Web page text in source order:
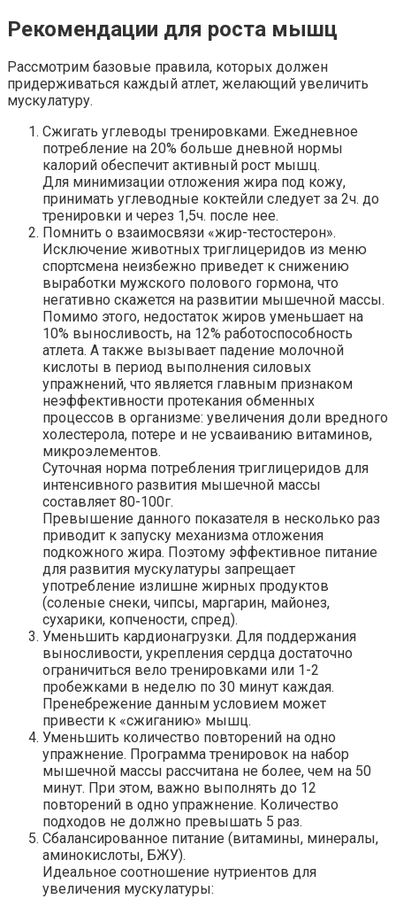
Рекомендации для роста мышц
Рассмотрим базовые правила, которых должен
придерживаться каждый атлет, желающий увеличить
мускулатуру.
Сжигать углеводы тренировками. Ежедневное
потребление на 20% больше дневной нормы
калорий обеспечит активный рост мышц.
Для минимизации отложения жира под кожу,
принимать углеводные коктейли следует за 2ч. до
тренировки и через 1,5ч. после нее.
Помнить о взаимосвязи «жир-тестостерон».
Исключение животных триглицеридов из меню
спортсмена неизбежно приведет к снижению
выработки мужского полового гормона, что
негативно скажется на развитии мышечной массы.
Помимо этого, недостаток жиров уменьшает на
10% выносливость, на 12% работоспособность
атлета. А также вызывает падение молочной
кислоты в период выполнения силовых
упражнений, что является главным признаком
неэффективности протекания обменных
процессов в организме: увеличения доли вредного
холестерола, потере и не усваиванию витаминов,
микроэлементов.
Суточная норма потребления триглицеридов для
интенсивного развития мышечной массы
составляет 80-100г.
Превышение данного показателя в несколько раз
приводит к запуску механизма отложения
подкожного жира. Поэтому эффективное питание
для развития мускулатуры запрещает
употребление излишне жирных продуктов
(соленые снеки, чипсы, маргарин, майонез,
сухарики, копчености, спред).
Уменьшить кардионагрузки. Для поддержания
выносливости, укрепления сердца достаточно
ограничиться вело тренировками или 1-2
пробежками в неделю по 30 минут каждая.
Пренебрежение данным условием может
привести к «сжиганию» мышц.
Уменьшить количество повторений на одно
упражнение. Программа тренировок на набор
мышечной массы рассчитана не более, чем на 50
минут. При этом, важно выполнять до 12
повторений в одно упражнение. Количество
подходов не должно превышать 5 раз.
Сбалансированное питание (витамины, минералы,
аминокислоты, БЖУ).
Идеальное соотношение нутриентов для
увеличения мускулатуры: